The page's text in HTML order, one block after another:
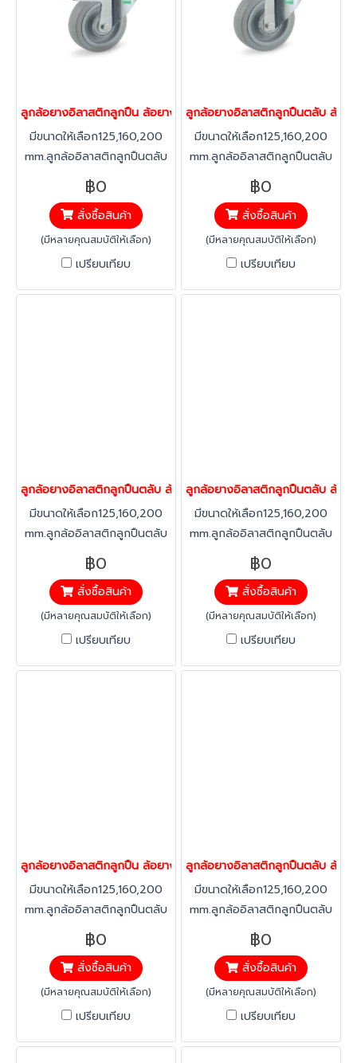
ลูกล้อยางอิลาสติกลูกปืน ล้อยาง ล้อไม่ทำพื้นเป็นรอย ตลับรับน้ำหนัก
มีขนาดให้เลือก125,160,200
mm.ลูกล้ออิลาสติกลูกปืนตลับ
ยางอิลาสติก ทนทาน ต่อสาร
คลอลีน ลดแรงสะเทือน ได้
มากกว่าทั่วไป เงียบ ลดเสียงได้
มากกว่า40% ทนทานต่อ
อุณหภูมิ -20 องศาถึง +60
฿0
สั่งซื้อสินค้า
(มีหลายคุณสมบัติให้เลือก)
เปรียบเทียบ
ลูกล้อยางอิลาสติกลูกปืนตลับ ล้อยา
มีขนาดให้เลือก125,160,200
mm.ลูกล้ออิลาสติกลูกปืนตลับ
ยางอิลาสติก ทนทาน ต่อสาร
คลอลีน ลดแรงสะเทือน ได้
มากกว่าทั่วไป เงียบ ลดเสียงได้
มากกว่า40% ทนทานต่อ
อุณหภูมิ -20 องศาถึง +60
฿0
สั่งซื้อสินค้า
(มีหลายคุณสมบัติให้เลือก)
เปรียบเทียบ
ลูกล้อยางอิลาสติกลูกปืนตลับ ล้อยาง ล้อไม่ทำพื้นเป็นรอย รับน้ำหนัก
มีขนาดให้เลือก125,160,200
mm.ลูกล้ออิลาสติกลูกปืนตลับ
ยางอิลาสติก ทนทาน ต่อสาร
คลอลีน ลดแรงสะเทือน ได้
มากกว่าทั่วไป เงียบ ลดเสียงได้
มากกว่า40% ทนทานต่อ
อุณหภูมิ -20 องศาถึง +60
฿0
สั่งซื้อสินค้า
(มีหลายคุณสมบัติให้เลือก)
เปรียบเทียบ
ลูกล้อยางอิลาสติกลูกปืนตลับ ล้อยา
มีขนาดให้เลือก125,160,200
mm.ลูกล้ออิลาสติกลูกปืนตลับ
ยางอิลาสติก ทนทาน ต่อสาร
คลอลีน ลดแรงสะเทือน ได้
มากกว่าทั่วไป เงียบ ลดเสียงได้
มากกว่า40% ทนทานต่อ
อุณหภูมิ -20 องศาถึง +60
฿0
สั่งซื้อสินค้า
(มีหลายคุณสมบัติให้เลือก)
เปรียบเทียบ
ลูกล้อยางอิลาสติกลูกปืน ล้อยาง ล้อไม่ทำพื้นเป็นรอย ตลับรับน้ำหนัก
มีขนาดให้เลือก125,160,200
mm.ลูกล้ออิลาสติกลูกปืนตลับ
ยางอิลาสติก ทนทาน ต่อสาร
คลอลีน ลดแรงสะเทือน ได้
มากกว่าทั่วไป เงียบ ลดเสียงได้
มากกว่า40% ทนทานต่อ
อุณหภูมิ -20 องศาถึง +60
฿0
สั่งซื้อสินค้า
(มีหลายคุณสมบัติให้เลือก)
เปรียบเทียบ
ลูกล้อยางอิลาสติกลูกปืนตลับ ล้อยา
มีขนาดให้เลือก125,160,200
mm.ลูกล้ออิลาสติกลูกปืนตลับ
ยางอิลาสติก ทนทาน ต่อสาร
คลอลีน ลดแรงสะเทือน ได้
มากกว่าทั่วไป เงียบ ลดเสียงได้
มากกว่า40% ทนทานต่อ
อุณหภูมิ -20 องศาถึง +60
฿0
สั่งซื้อสินค้า
(มีหลายคุณสมบัติให้เลือก)
เปรียบเทียบ